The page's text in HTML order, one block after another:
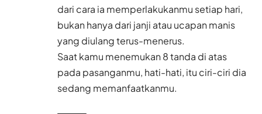
dari cara ia memperlakukanmu setiap hari,
bukan hanya dari janji atau ucapan manis
yang diulang terus-menerus.
Saat kamu menemukan 8 tanda di atas
pada pasanganmu, hati-hati, itu ciri-ciri dia
sedang memanfaatkanmu.